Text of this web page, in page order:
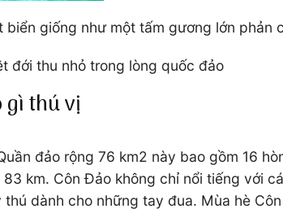
giống như một tấm gương lớn phản
đới thu nhỏ trong lòng quốc đảo
gì thú vị
đảo rộng 76 km2 này bao gồm 16
km. Côn Đảo không chỉ nổi tiếng với
dành cho những tay đua. Mùa hè